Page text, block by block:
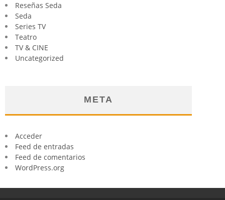
Reseñas Seda
Seda
Series TV
Teatro
TV & CINE
Uncategorized
META
Acceder
Feed de entradas
Feed de comentarios
WordPress.org